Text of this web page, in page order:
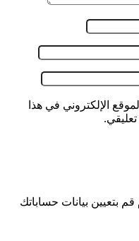
الإلكتروني في هذا
بتعيين بيانات حساباتك